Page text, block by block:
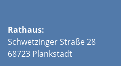
Rathaus:
Schwetzinger Straße 28
68723 Plankstadt